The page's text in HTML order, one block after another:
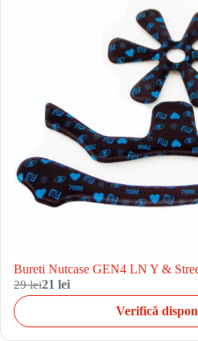
Bureti Nutcase GEN4 LN Y &
29 lei21 lei
Verifică